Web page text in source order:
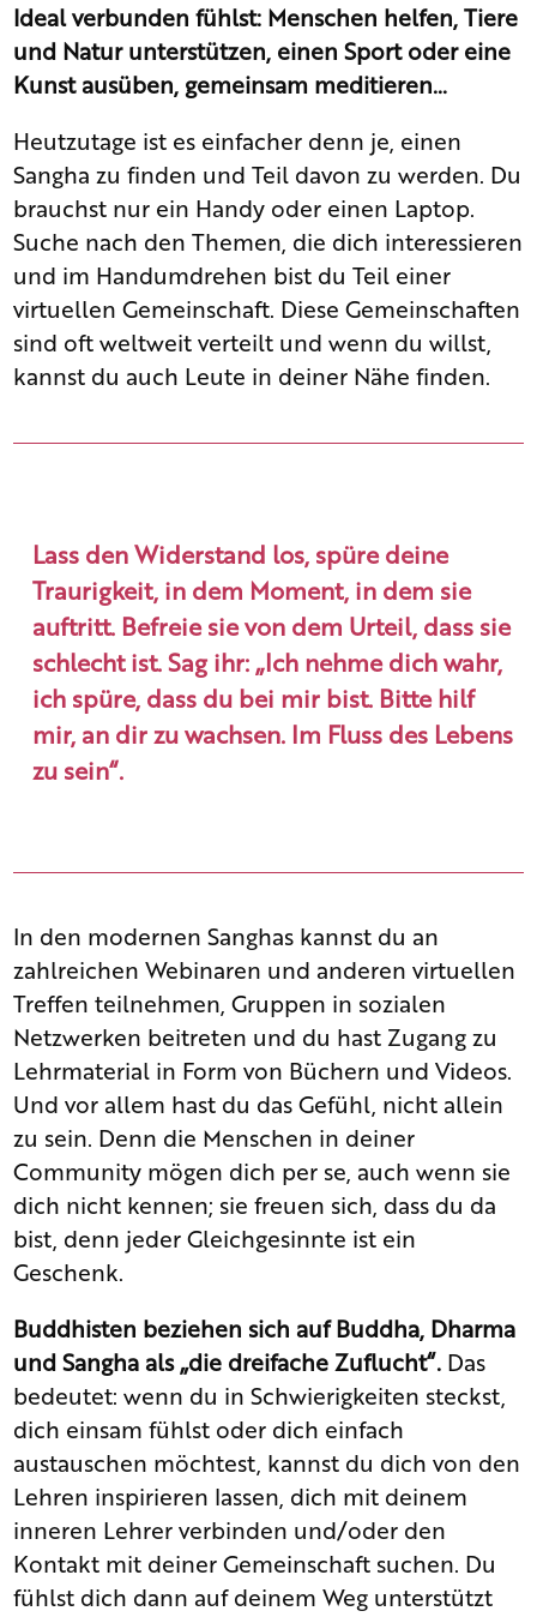
Ideal verbunden fühlst: Menschen helfen, Tiere
und Natur unterstützen, einen Sport oder eine
Kunst ausüben, gemeinsam meditieren…
Heutzutage ist es einfacher denn je, einen
Sangha zu finden und Teil davon zu werden. Du
brauchst nur ein Handy oder einen Laptop.
Suche nach den Themen, die dich interessieren
und im Handumdrehen bist du Teil einer
virtuellen Gemeinschaft. Diese Gemeinschaften
sind oft weltweit verteilt und wenn du willst,
kannst du auch Leute in deiner Nähe finden.
Lass den Widerstand los, spüre deine
Traurigkeit, in dem Moment, in dem sie
auftritt. Befreie sie von dem Urteil, dass sie
schlecht ist. Sag ihr: „Ich nehme dich wahr,
ich spüre, dass du bei mir bist. Bitte hilf
mir, an dir zu wachsen. Im Fluss des Lebens
zu sein“.
In den modernen Sanghas kannst du an
zahlreichen Webinaren und anderen virtuellen
Treffen teilnehmen, Gruppen in sozialen
Netzwerken beitreten und du hast Zugang zu
Lehrmaterial in Form von Büchern und Videos.
Und vor allem hast du das Gefühl, nicht allein
zu sein. Denn die Menschen in deiner
Community mögen dich per se, auch wenn sie
dich nicht kennen; sie freuen sich, dass du da
bist, denn jeder Gleichgesinnte ist ein
Geschenk.
Buddhisten beziehen sich auf Buddha, Dharma
und Sangha als „die dreifache Zuflucht“. Das
bedeutet: wenn du in Schwierigkeiten steckst,
dich einsam fühlst oder dich einfach
austauschen möchtest, kannst du dich von den
Lehren inspirieren lassen, dich mit deinem
inneren Lehrer verbinden und/oder den
Kontakt mit deiner Gemeinschaft suchen. Du
fühlst dich dann auf deinem Weg unterstützt